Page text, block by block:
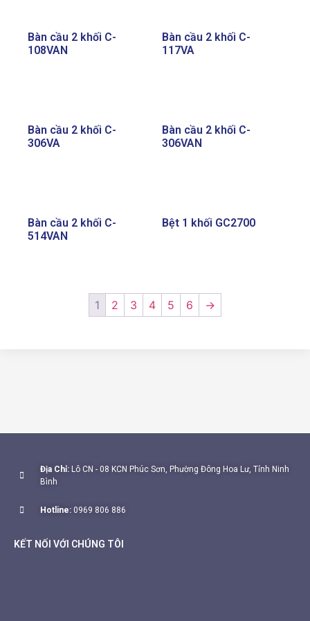
Bàn cầu 2 khối C-
108VAN
Bàn cầu 2 khối C-
117VA
Bàn cầu 2 khối C-
306VA
Bàn cầu 2 khối C-
306VAN
Bàn cầu 2 khối C-
514VAN
Bệt 1 khối GC2700
1 2 3 4 5 6 →
Địa Chỉ: Lô CN - 08 KCN Phúc Sơn, Phường Đông Hoa Lư, Tỉnh Ninh
Bình
Hotline: 0969 806 886
KẾT NỐI VỚI CHÚNG TÔI